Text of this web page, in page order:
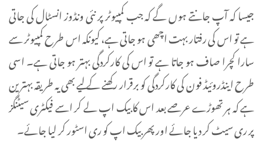
جیسا کہ آپ جانتے ہوں گے کہ جب کمپیوٹر پر نئی ونڈوز انسٹال کی جاتی
ہے تو اس کی رفتار بہت اچھی ہو جاتی ہے، کیونکہ اس طرح کمپیوٹر سے
سارا کچرا صاف ہو جاتا ہے تو اس کی کارکردگی بہتر ہو جاتی ہے۔ اسی
طرح اینڈروئیڈ فون کی کارکردگی کو برقرار رکھنے کے لیے بھی یہ طریقہ بہترین
ہے کہ ہر تھوڑے عرصے بعد اس کا بیک اپ لے کر اسے فیکٹری سیٹنگز
پر ری سیٹ کر دیا جائے اور پھر بیک اپ کو ری اسٹور کر لیا جائے۔